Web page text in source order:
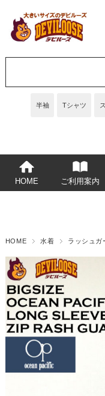
半袖 Tシャツ
HOME ご利用案内
HOME 水着 ラッシュガ